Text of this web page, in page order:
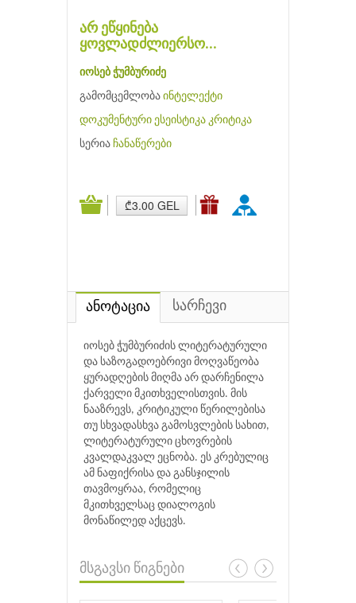
არ ეწყინება
ყოვლადძლიერსო...
იოსებ ჭუმბურიძე
გამომცემლობა ინტელექტი
დოკუმენტური ესეისტიკა კრიტიკა
სერია ჩანაწერები
₾3.00 GEL
ანოტაცია სარჩევი
იოსებ ჭუმბურიძის ლიტერატურული
და საზოგადოებრივი მოღვაწეობა
ყურადღების მიღმა არ დარჩენილა
ქარველი მკითხველისთვის. მის
ნააზრევს, კრიტიკული წერილებისა
თუ სხვადასხვა გამოსვლების სახით,
ლიტერატურული ცხოვრების
კვალდაკვალ ეცნობა. ეს კრებულიც
ამ ნაფიქრისა და განსჯილის
თავმოყრაა, რომელიც
მკითხველსაც დიალოგის
მონაწილედ აქცევს.
მსგავსი წიგნები